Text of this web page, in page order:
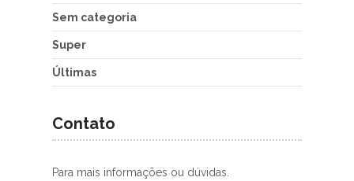
Sem categoria
Super
Últimas
Contato
Para mais informações ou dúvidas.